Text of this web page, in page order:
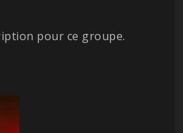
pour ce groupe.